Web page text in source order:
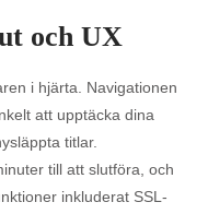
och UX
i hjärta. Navigationen
att upptäcka dina
titlar.
till att slutföra, och
inkluderat SSL-